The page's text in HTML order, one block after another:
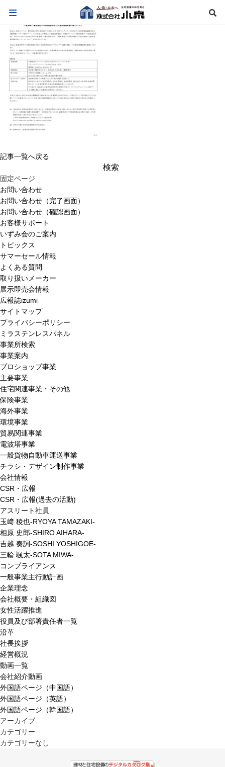
記事一覧へ戻る
索:
固定ページ
お問い合わせ
お問い合わせ（完了画面）
お問い合わせ（確認画面）
お客様サポート
いずみ会のご案内
トピックス
サマーセール情報
よくある質問
取り扱いメーカー
展示即売会情報
広報誌izumi
サイトマップ
プライバシーポリシー
ミラステンレスパネル
事業所検索
事業案内
プロショップ事業
主要事業
住宅関連事業・その他
保険事業
海外事業
環境事業
貿易関連事業
電波塔事業
一般貨物自動車運送事業
チラシ・デザイン制作事業
会社情報
CSR・広報
CSR・広報(過去の活動)
アスリート社員
玉﨑 稜也-RYOYA TAMAZAKI-
相原 史郎-SHIRO AIHARA-
吉越 奏詞-SOSHI YOSHIGOE-
三輪 颯太-SOTA MIWA-
コンプライアンス
一般事業主行動計画
企業理念
会社概要・組織図
女性活躍推進
役員及び部署責任者一覧
沿革
社長挨拶
経営概況
動画一覧
会社紹介動画
外国語ページ（中国語）
外国語ページ（英語）
外国語ページ（韓国語）
アーカイブ
カテゴリー
カテゴリーなし